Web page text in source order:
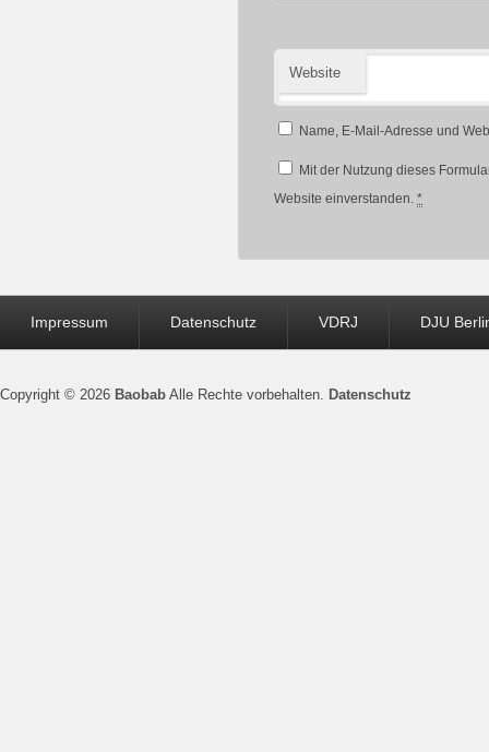
Website
Name, E-Mail-Adresse und
Mit der Nutzung dieses
Website einverstanden. *
MenüImpressum Datenschutz VDRJ DJU
Copyright © 2026 Baobab Alle Rechte vorbehalten. Datenschutz